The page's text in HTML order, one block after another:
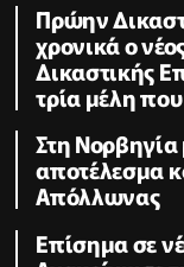
Πρώην
χρονικά ο
Δικαστικής
τρία μέλη
Στη Νορβηγία
αποτέλεσμα
Απόλλωνας
Επίσημα σε